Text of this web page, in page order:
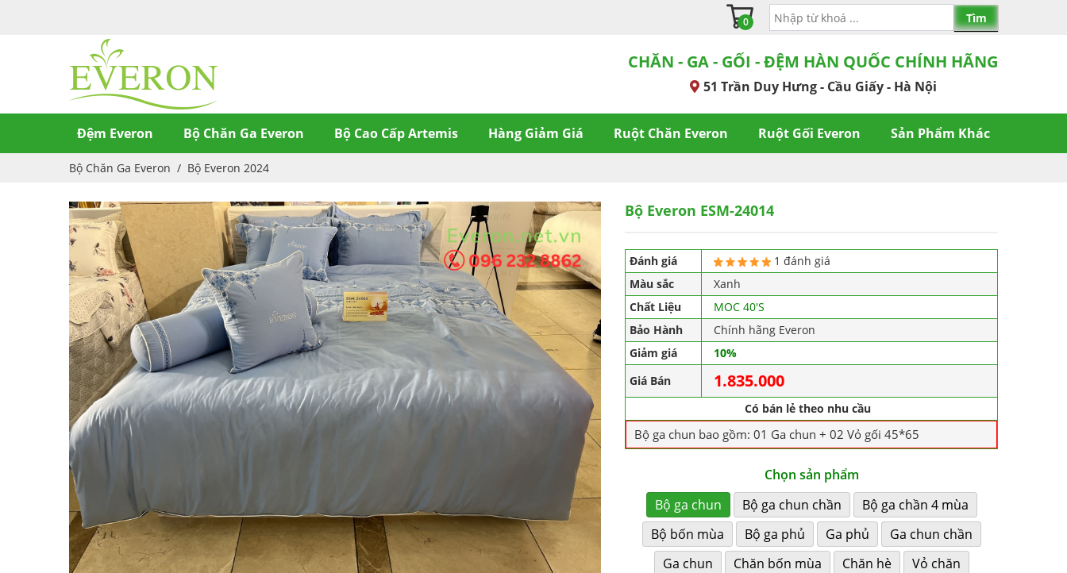
0
CHĂN - GA - GỐI - ĐỆM HÀN QUỐC CHÍNH HÃNG
51 Trần Duy Hưng - Cầu Giấy - Hà Nội
Đệm Everon Bộ Chăn Ga Everon Bộ Cao Cấp Artemis Hàng Giảm Giá Ruột Chăn Everon Ruột Gối Everon Sản Phẩm Khác
Bộ Chăn Ga Everon / Bộ Everon 2024
Bộ Everon ESM-24014
Đánh giá
1 đánh giá
Màu sắc
Xanh
Chất Liệu
MOC 40'S
Bảo Hành
Chính hãng Everon
Giảm giá
10%
Giá Bán
1.835.000
Có bán lẻ theo nhu cầu
Bộ ga chun bao gồm: 01 Ga chun + 02 Vỏ gối 45*65
Chọn sản phẩm
Bộ ga chun
Bộ ga chun chần
Bộ ga chần 4 mùa
Bộ bốn mùa
Bộ ga phủ Ga phủ
Ga chun chần
Ga chun
Chăn bốn mùa Chăn hè
Vỏ chăn